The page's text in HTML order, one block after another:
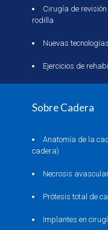
Cirugía de
rodilla
Nuevas
Ejercicios de
Sobre Cadera
Anatomía de la
cadera)
Necrosis
Prótesis total de
Implantes en